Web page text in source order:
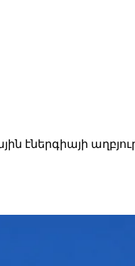
էներգիայի